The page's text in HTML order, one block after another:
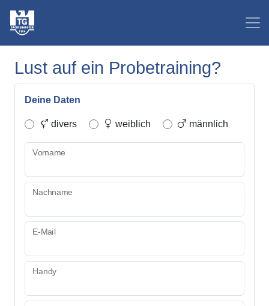
Lust auf ein Probetraining?
Deine Daten
divers weiblich männlich
Vorname
Nachname
E-Mail
Handy